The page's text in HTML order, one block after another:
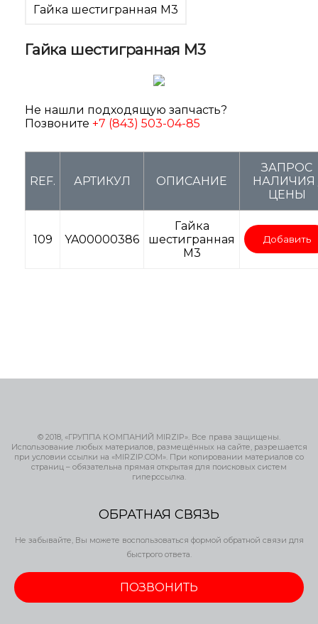
Гайка шестигранная M3
Гайка шестигранная M3
Не нашли подходящую запчасть?
Позвоните +7 (843) 503-04-85
REF. АРТИКУЛ ОПИСАНИЕ
ЗАПРОС
НАЛИЧИЯ
ЦЕНЫ
109 YA00000386
Гайка
шестигранная
M3
Добавить
© 2018, «ГРУППА КОМПАНИЙ MIRZIP». Все права защищены.
Использование любых материалов, размещённых на сайте, разрешается
при условии ссылки на «MIRZIP.COM». При копировании материалов со
страниц – обязательна прямая открытая для поисковых систем
гиперссылка.
ОБРАТНАЯ СВЯЗЬ
Не забывайте, Вы можете воспользоваться формой обратной связи для
быстрого ответа.
ПОЗВОНИТЬ